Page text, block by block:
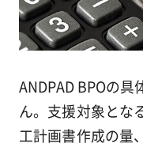
ANDPAD BPOの
ん。支援対象とな
工計画書作成の量